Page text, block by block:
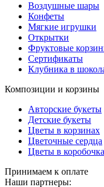
Воздушные шары
Конфеты
Мягкие игрушки
Открытки
Фруктовые
Сертификаты
Клубника в
Композиции и корзины
Авторские букеты
Детские букеты
Цветы в корзинах
Цветочные сердца
Цветы в
Принимаем к оплате
Наши партнеры: